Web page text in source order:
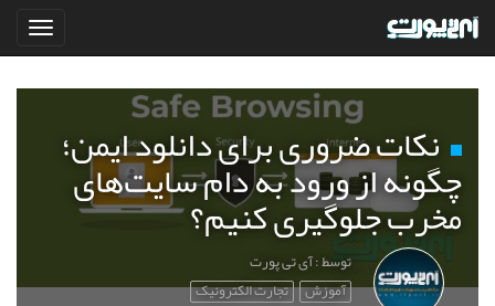
نکات ضروری برای دانلود ایمن؛
چگونه از ورود به دام سایت‌های
مخرب جلوگیری کنیم؟
توسط : آی تی پورت
آموزش تجارت الکترونیک